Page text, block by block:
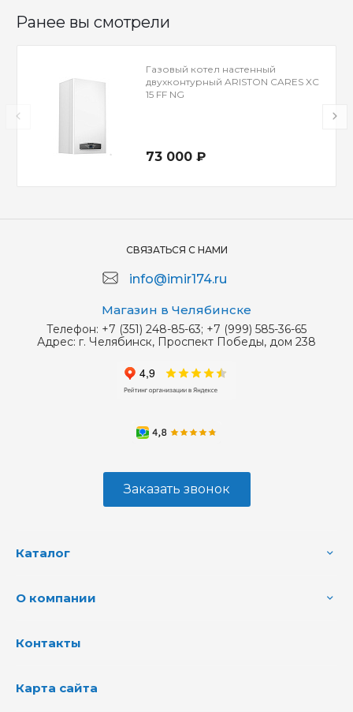
Ранее вы смотрели
Газовый котел настенный
двухконтурный ARISTON CARES XС
15 FF NG
73 000 ₽
СВЯЗАТЬСЯ С НАМИ
info@imir174.ru
Магазин в Челябинске
Телефон: +7 (351) 248-85-63; +7 (999) 585-36-65
Адрес: г. Челябинск, Проспект Победы, дом 238
Заказать звонок
Каталог
О компании
Контакты
Карта сайта